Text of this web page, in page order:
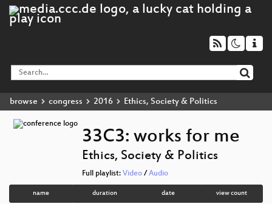
browse congress 2016 Ethics, Society & Politics
33C3: works for me
Ethics, Society & Politics
Full playlist: Video / Audio
name duration date view count